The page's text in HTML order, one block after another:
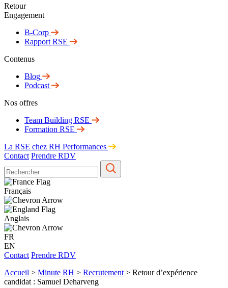
Retour
Engagement
B-Corp
Rapport RSE
Contenus
Blog
Podcast
Nos offres
Team Building RSE
Formation RSE
La RSE chez RH Performances
Contact Prendre RDV
Français
Anglais
FR
EN
Contact Prendre RDV
Accueil > Minute RH > Recrutement > Retour d’expérience
candidat : Samuel Deharveng